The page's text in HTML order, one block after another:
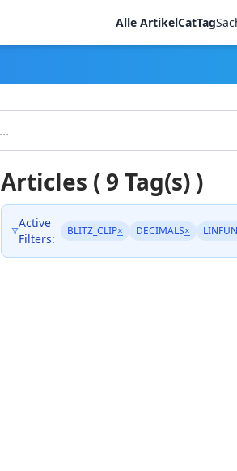
Alle ArtikelCatTag
Articles ( 9 Tag(s) )
Active
Filters:
BLITZ_CLIP× DECIMALS×